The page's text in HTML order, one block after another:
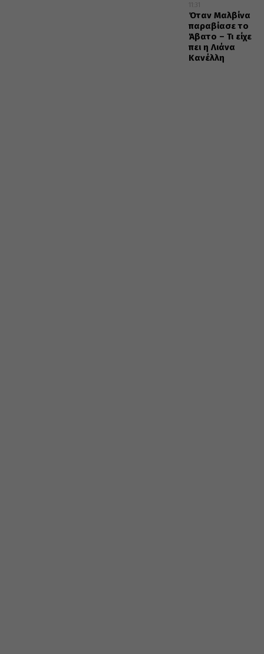
11:31
Όταν Μαλβίνα
παραβίασε το
Άβατο – Τι είχε
πει η Λιάνα
Κανέλλη